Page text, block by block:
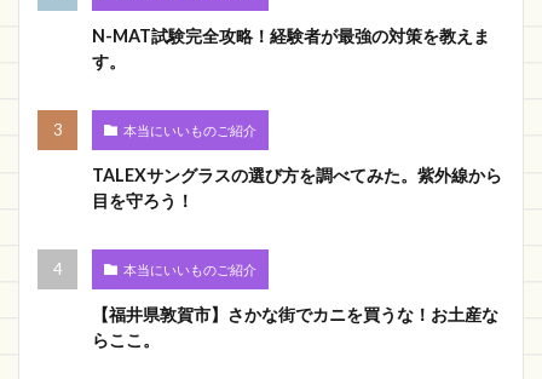
N-MAT試験完全攻略！経験者が最強の対策を教えま
す。
本当にいいものご紹介
TALEXサングラスの選び方を調べてみた。紫外線から
目を守ろう！
本当にいいものご紹介
【福井県敦賀市】さかな街でカニを買うな！お土産な
らここ。